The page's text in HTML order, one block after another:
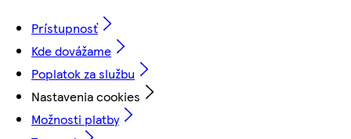
Prístupnosť
Kde dovážame
Poplatok za službu
Nastavenia cookies
Možnosti platby